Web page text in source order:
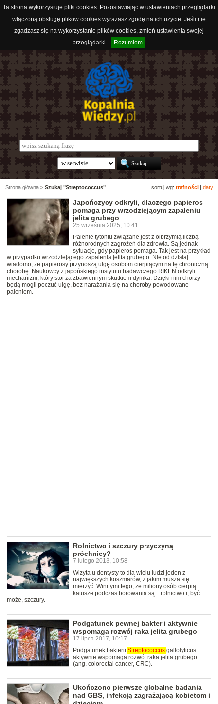
Ta strona wykorzystuje pliki cookies. Pozostawiając w ustawieniach przeglądarki
włączoną obsługę plików cookies wyrażasz zgodę na ich użycie. Jeśli nie
zgadzasz się na wykorzystanie plików cookies, zmień ustawienia swojej
przeglądarki.
Rozumiem
sortuj wg: trafności daty
Strona główna > Szukaj "Streptococcus"
Japończycy odkryli, dlaczego papieros
pomaga przy wrzodziejącym zapaleniu
jelita grubego
25 września 2025, 10:41
Palenie tytoniu związane jest z olbrzymią liczbą
różnorodnych zagrożeń dla zdrowia. Są jednak
sytuacje, gdy papieros pomaga. Tak jest na przykład
w przypadku wrzodziejącego zapalenia jelita grubego. Nie od dzisiaj
wiadomo, że papierosy przynoszą ulgę osobom cierpiącym na tę chroniczną
chorobę. Naukowcy z japońskiego instytutu badawczego RIKEN odkryli
mechanizm, który stoi za zbawiennym skutkiem dymka. Dzięki nim chorzy
będą mogli poczuć ulgę, bez narażania się na choroby powodowane
paleniem.
Rolnictwo i szczury przyczyną
próchnicy?
7 lutego 2013, 10:58
Wizyta u dentysty to dla wielu ludzi jeden z
największych koszmarów, z jakim musza się
mierzyć. Winnymi tego, że miliony osób cierpią
katusze podczas borowania są... rolnictwo i, być
może, szczury.
Podgatunek pewnej bakterii aktywnie
wspomaga rozwój raka jelita grubego
17 lipca 2017, 10:17
Podgatunek bakterii Streptococcus gallolyticus
aktywnie wspomaga rozwój raka jelita grubego
(ang. colorectal cancer, CRC).
Ukończono pierwsze globalne badania
nad GBS, infekcją zagrażającą kobietom i